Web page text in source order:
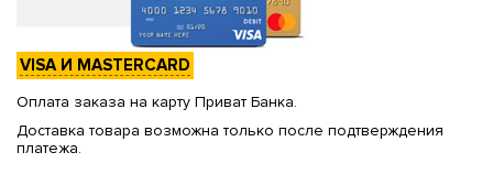
VISA И MASTERCARD
Оплата заказа на карту Приват Банка.
Доставка товара возможна только после подтверждения
платежа.